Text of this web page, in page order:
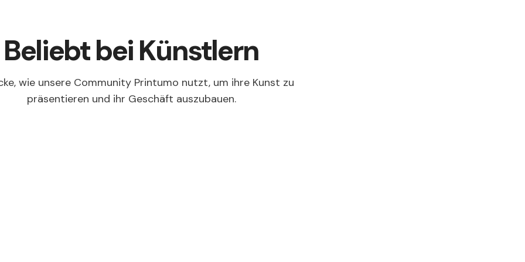
Beliebt bei Künstlern
wie unsere Community Printumo nutzt, um ihre Kunst zu
präsentieren und ihr Geschäft auszubauen.